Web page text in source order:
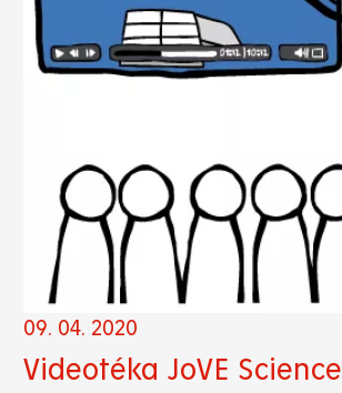
09. 04. 2020
Videotéka JoVE Science